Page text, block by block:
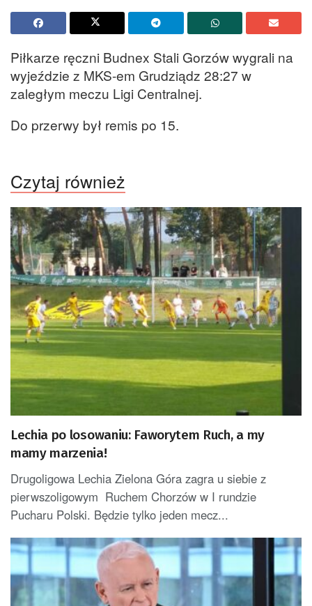
Piłkarze ręczni Budnex Stali Gorzów wygrali na
wyjeździe z MKS-em Grudziądz 28:27 w
zaległym meczu Ligi Centralnej.
Do przerwy był remis po 15.
Czytaj również
Lechia po losowaniu: Faworytem Ruch, a my
mamy marzenia!
Drugoligowa Lechia Zielona Góra zagra u siebie z
pierwszoligowym Ruchem Chorzów w I rundzie
Pucharu Polski. Będzie tylko jeden mecz...